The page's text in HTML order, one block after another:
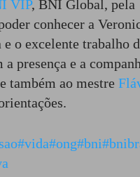
VIP, BNI Global, pela
conhecer a
o excelente trabalho
a presença e a
e também ao mestre
#vida#ong#bni